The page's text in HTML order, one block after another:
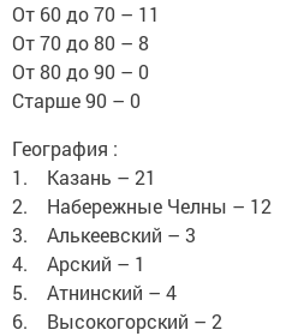
От 60 до 70 – 11
От 70 до 80 – 8
От 80 до 90 – 0
Старше 90 – 0
География :
1. Казань – 21
2. Набережные Челны – 12
3. Алькеевский – 3
4. Арский – 1
5. Атнинский – 4
6. Высокогорский – 2